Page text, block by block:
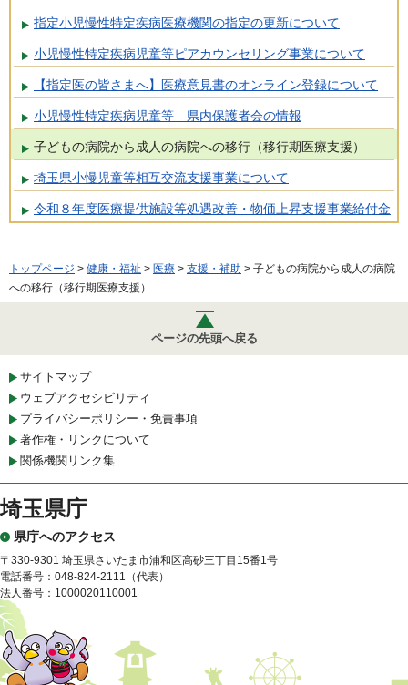
指定小児慢性特定疾病医療機関の指定の更新について
小児慢性特定疾病児童等ピアカウンセリング事業について
【指定医の皆さまへ】医療意見書のオンライン登録について
小児慢性特定疾病児童等 県内保護者会の情報
子どもの病院から成人の病院への移行（移行期医療支援）
埼玉県小慢児童等相互交流支援事業について
令和８年度医療提供施設等処遇改善・物価上昇支援事業給付金
トップページ > 健康・福祉 > 医療 > 支援・補助 > 子どもの病院から成人の病院
への移行（移行期医療支援）
ページの先頭へ戻る
サイトマップ
ウェブアクセシビリティ
プライバシーポリシー・免責事項
著作権・リンクについて
関係機関リンク集
埼玉県庁
県庁へのアクセス
〒330-9301 埼玉県さいたま市浦和区高砂三丁目15番1号
電話番号：048-824-2111（代表）
法人番号：1000020110001